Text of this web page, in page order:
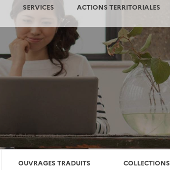
SERVICES ACTIONS TERRITORIALES
OUVRAGES TRADUITS COLLECTIONS